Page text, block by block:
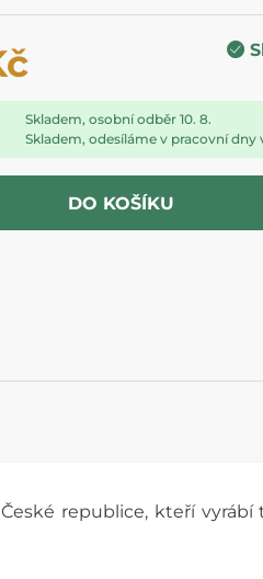
Skladem, osobní odběr 10. 8.
Skladem, odesíláme v pracovní dny
DO KOŠÍKU
republice, kteří vyrábí